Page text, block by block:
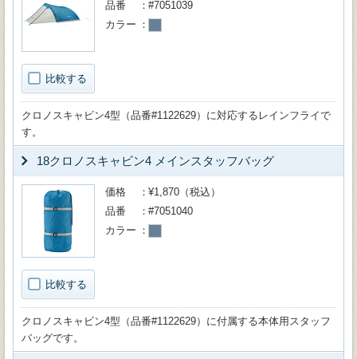
比較する
品番
#7051039
カラー
クロノスキャビン4型（品番#1122629）に対応するレインフライで
す。
18クロノスキャビン4 メインスタッフバッグ
比較する
価格
¥1,870（税込）
品番
#7051040
カラー
クロノスキャビン4型（品番#1122629）に付属する本体用スタッフ
バッグです。